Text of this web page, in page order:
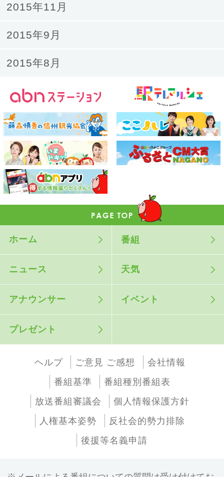
2015年11月
2015年9月
2015年8月
ホーム 番組
ニュース 天気
アナウンサー イベント
プレゼント
ヘルプ ご意見 ご感想
会社情報
番組基準
番組種別番組表
放送番組審議会
個人情報保護方針
人権基本姿勢
反社会的勢力排除
後援等名義申請